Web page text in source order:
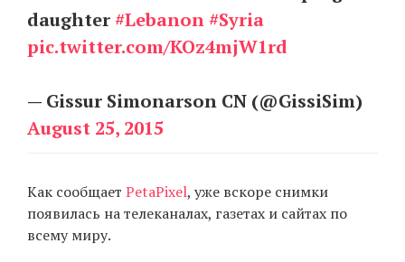
daughter #Lebanon #Syria
pic.twitter.com/KOz4mjW1rd
— Gissur Simonarson CN (@GissiSim)
August 25, 2015
Как сообщает PetaPixel, уже вскоре снимки
появилась на телеканалах, газетах и сайтах по
всему миру.